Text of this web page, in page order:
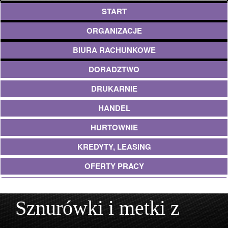
START
ORGANIZACJE
BIURA RACHUNKOWE
DORADZTWO
DRUKARNIE
HANDEL
HURTOWNIE
KREDYTY, LEASING
OFERTY PRACY
EKOLOGIA
ARCHITEKTURA
Sznurówki i metki z